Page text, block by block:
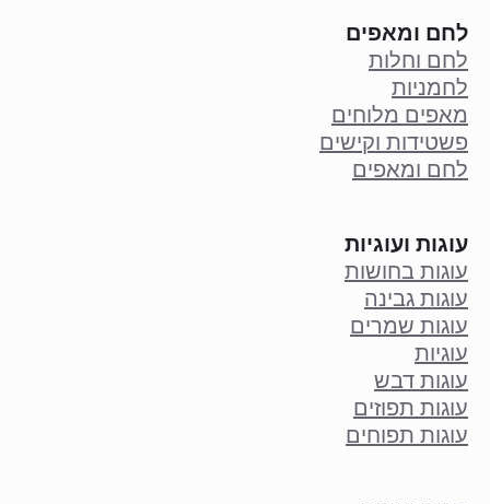
לחם ומאפים
לחם וחלות
לחמניות
מאפים מלוחים
פשטידות וקישים
לחם ומאפים
עוגות ועוגיות
עוגות בחושות
עוגות גבינה
עוגות שמרים
עוגיות
עוגות דבש
עוגות תפוזים
עוגות תפוחים